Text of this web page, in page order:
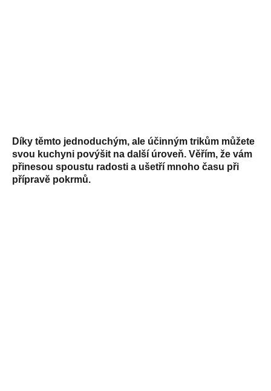
Díky těmto jednoduchým, ale účinným trikům můžete
svou kuchyni povýšit na další úroveň. Věřím, že vám
přinesou spoustu radosti a ušetří mnoho času při
přípravě pokrmů.